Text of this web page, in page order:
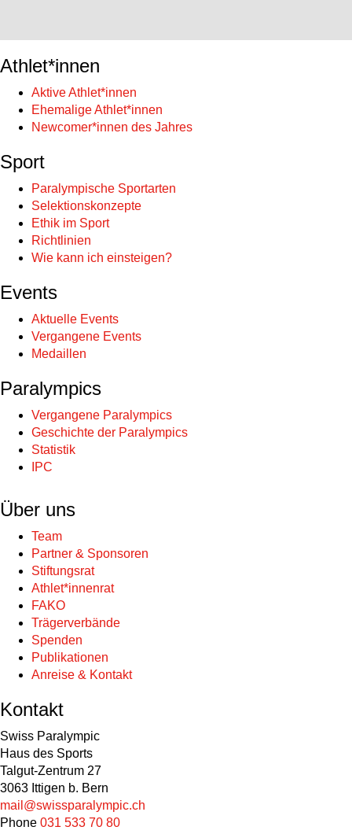
Athlet*innen
Aktive Athlet*innen
Ehemalige Athlet*innen
Newcomer*innen des Jahres
Sport
Paralympische Sportarten
Selektionskonzepte
Ethik im Sport
Richtlinien
Wie kann ich einsteigen?
Events
Aktuelle Events
Vergangene Events
Medaillen
Paralympics
Vergangene Paralympics
Geschichte der Paralympics
Statistik
IPC
Über uns
Team
Partner & Sponsoren
Stiftungsrat
Athlet*innenrat
FAKO
Trägerverbände
Spenden
Publikationen
Anreise & Kontakt
Kontakt
Swiss Paralympic
Haus des Sports
Talgut-Zentrum 27
3063 Ittigen b. Bern
mail@swissparalympic.ch
Phone 031 533 70 80